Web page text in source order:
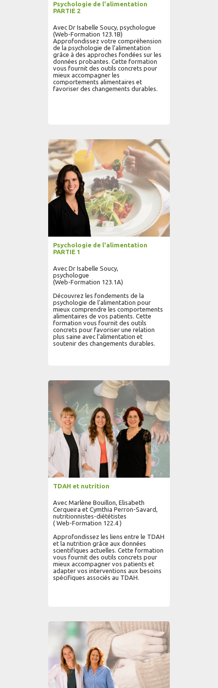
Psychologie de l'alimentation
PARTIE 2
Avec Dr Isabelle Soucy, psychologue
(Web-Formation 123.1B)
Approfondissez votre compréhension
de la psychologie de l’alimentation
grâce à des approches fondées sur les
données probantes. Cette formation
vous fournit des outils concrets pour
mieux accompagner les
comportements alimentaires et
favoriser des changements durables.
AJOUTER AU PANIER LIRE PLUS...
Psychologie de l'alimentation
PARTIE 1
Avec Dr Isabelle Soucy,
psychologue
(Web-Formation 123.1A)
Découvrez les fondements de la
psychologie de l’alimentation pour
mieux comprendre les comportements
alimentaires de vos patients. Cette
formation vous fournit des outils
concrets pour favoriser une relation
plus saine avec l’alimentation et
soutenir des changements durables.
AJOUTER AU PANIER LIRE PLUS...
TDAH et nutrition
Avec Marlène Bouillon, Elisabeth
Cerqueira et Cymthia Perron-Savard,
nutritionnistes-diététistes
( Web-Formation 122.4 )
Approfondissez les liens entre le TDAH
et la nutrition grâce aux données
scientifiques actuelles. Cette formation
vous fournit des outils concrets pour
mieux accompagner vos patients et
adapter vos interventions aux besoins
spécifiques associés au TDAH.
AJOUTER AU PANIER LIRE PLUS...